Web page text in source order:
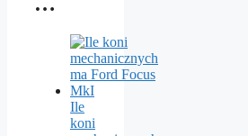
Ile
koni